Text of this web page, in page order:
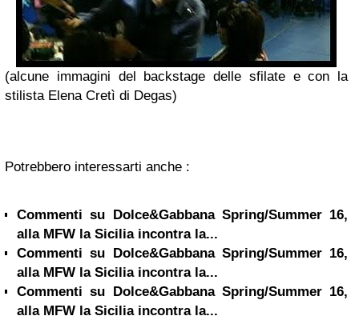
(alcune immagini del backstage delle sfilate e con la
stilista Elena Cretì di Degas)
Potrebbero interessarti anche :
Commenti su Dolce&Gabbana Spring/Summer 16,
alla MFW la Sicilia incontra la...
Commenti su Dolce&Gabbana Spring/Summer 16,
alla MFW la Sicilia incontra la...
Commenti su Dolce&Gabbana Spring/Summer 16,
alla MFW la Sicilia incontra la...